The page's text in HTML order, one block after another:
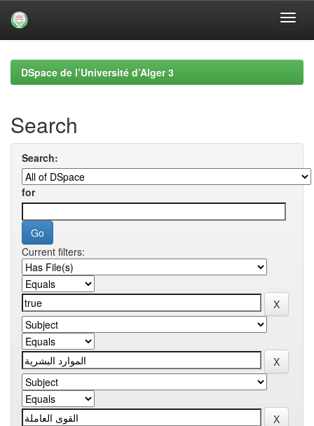
navigationDSpace de l’Université d’Alger 3
Search
Search:
for
Current filters: